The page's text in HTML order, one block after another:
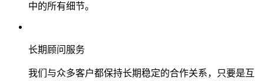
中的所有细节。
长期顾问服务
我们与众多客户都保持长期稳定的合作关系，只要是互